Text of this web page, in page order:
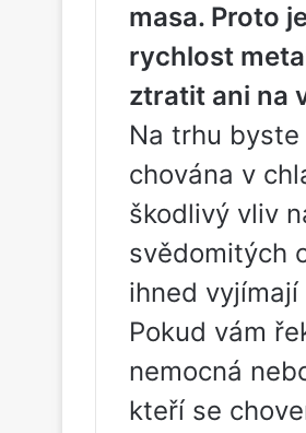
masa. Proto
rychlost
ztratit ani na
Na trhu
chována v
škodlivý vliv
svědomitých
ihned
Pokud vám
nemocná
kteří se